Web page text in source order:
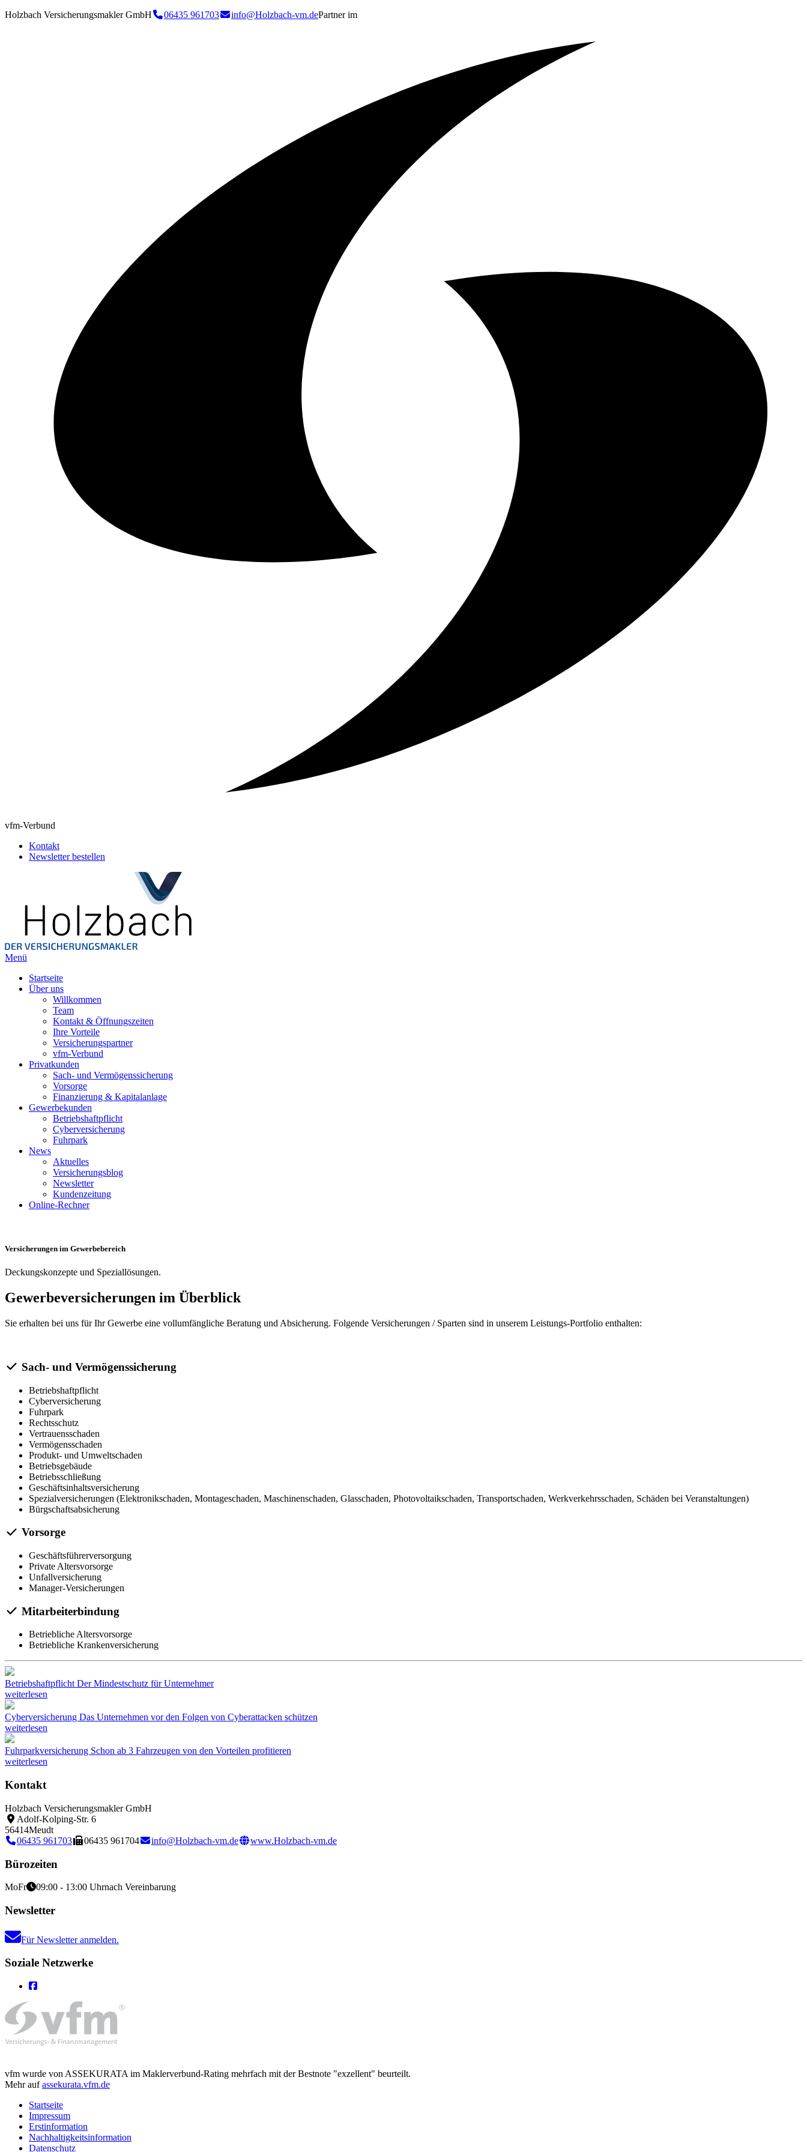
Holzbach Versicherungsmakler GmbH 06435 961703 info@Holzbach-vm.dePartner im
vfm-Verbund
Kontakt
Newsletter bestellen
Menü
Startseite
Über uns
Willkommen
Team
Kontakt & Öffnungszeiten
Ihre Vorteile
Versicherungspartner
vfm-Verbund
Privatkunden
Sach- und Vermögenssicherung
Vorsorge
Finanzierung & Kapitalanlage
Gewerbekunden
Betriebshaftpflicht
Cyberversicherung
Fuhrpark
News
Aktuelles
Versicherungsblog
Newsletter
Kundenzeitung
Online-Rechner
Versicherungen im Gewerbebereich
Deckungskonzepte und Speziallösungen.
Gewerbeversicherungen im Überblick
Sie erhalten bei uns für Ihr Gewerbe eine vollumfängliche Beratung und Absicherung. Folgende Versicherungen / Sparten sind in unserem Leistungs-Portfolio enthalten:
Sach- und Vermögenssicherung
Betriebshaftpflicht
Cyberversicherung
Fuhrpark
Rechtsschutz
Vertrauensschaden
Vermögensschaden
Produkt- und Umweltschaden
Betriebsgebäude
Betriebsschließung
Geschäftsinhaltsversicherung
Spezialversicherungen (Elektronikschaden, Montageschaden, Maschinenschaden, Glasschaden, Photovoltaikschaden, Transportschaden, Werkverkehrsschaden, Schäden bei Veranstaltungen)
Bürgschaftsabsicherung
Vorsorge
Geschäftsführerversorgung
Private Altersvorsorge
Unfallversicherung
Manager-Versicherungen
Mitarbeiterbindung
Betriebliche Altersvorsorge
Betriebliche Krankenversicherung
BetriebshaftpflichtDer Mindestschutz für Unternehmer
weiterlesen
Cyberversicherung Das Unternehmen vor den Folgen von Cyberattacken schützen
weiterlesen
Fuhrparkversicherung Schon ab 3 Fahrzeugen von den Vorteilen profitieren
weiterlesen
Kontakt
Holzbach Versicherungsmakler GmbH
Adolf-Kolping-Str. 6
56414Meudt
06435 961703
06435 961704 info@Holzbach-vm.de www.Holzbach-vm.de
Bürozeiten
MoFr 09:00 - 13:00 Uhrnach Vereinbarung
Newsletter
Für Newsletter anmelden.
Soziale Netzwerke
vfm wurde von ASSEKURATA im Maklerverbund-Rating mehrfach mit der Bestnote "exzellent" beurteilt.
Mehr aufassekurata.vfm.de
Startseite
Impressum
Erstinformation
Nachhaltigkeitsinformation
Datenschutz